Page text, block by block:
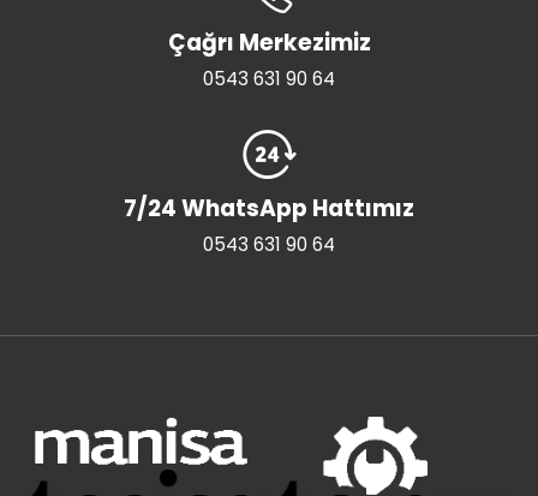
Çağrı Merkezimiz
0543 631 90 64
7/24 WhatsApp Hattımız
0543 631 90 64